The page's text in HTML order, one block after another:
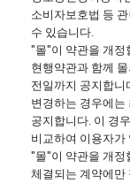
소비자보호법 등
수 있습니다.
"몰"이 약관을 개정
현행약관과 함께
전일까지 공지합니
변경하는 경우에는
공지합니다. 이 경
비교하여 이용자가
"몰"이 약관을 개정
체결되는 계약에만